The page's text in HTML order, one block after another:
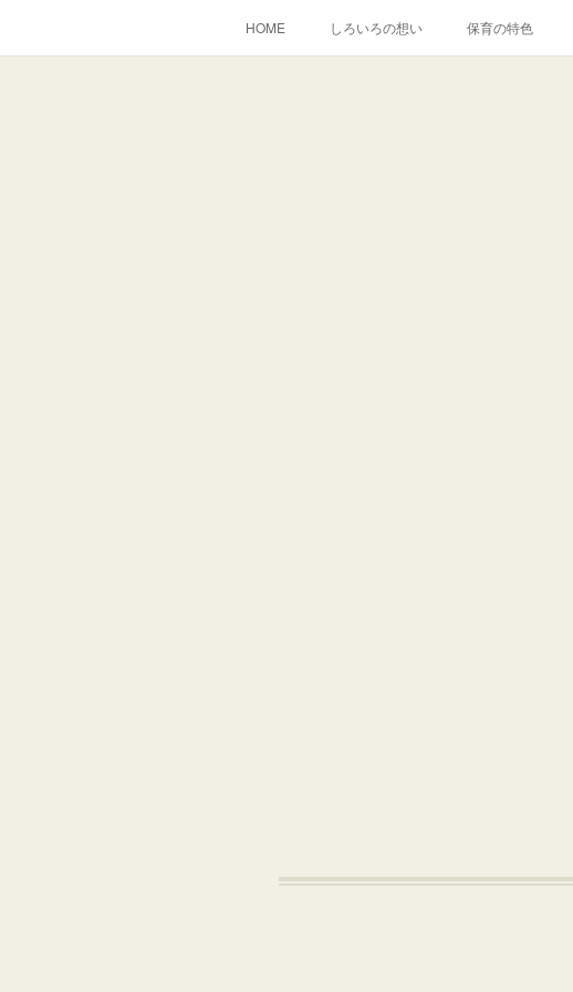
HOME しろいろの想い 保育の特色